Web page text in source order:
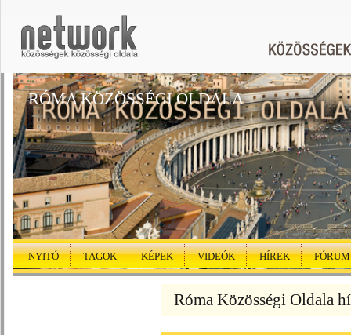
RÓMA KÖZÖSSÉGI OLDALA
NYITÓ TAGOK KÉPEK VIDEÓK HÍREK FÓRUM
Róma Közösségi Oldala